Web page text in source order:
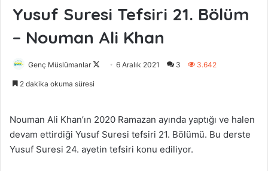
Yusuf Suresi Tefsiri 21. Bölüm
– Nouman Ali Khan
Genç Müslümanlar
o
w
o
6 Aralık 2021 3 3.642
2 dakika okuma süresi
Nouman Ali Khan’ın 2020 Ramazan ayında yaptığı ve halen
devam ettirdiği Yusuf Suresi tefsiri 21. Bölümü. Bu derste
Yusuf Suresi 24. ayetin tefsiri konu ediliyor.